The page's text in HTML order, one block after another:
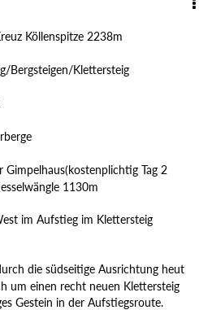
Köllenspitze 2238m
Bergsteigen/Klettersteig
Gimpelhaus(kostenplichtig Tag 2
1130m
im Aufstieg im Klettersteig
die südseitige Ausrichtung heut
um einen recht neuen Klettersteig
Gestein in der Aufstiegsroute.